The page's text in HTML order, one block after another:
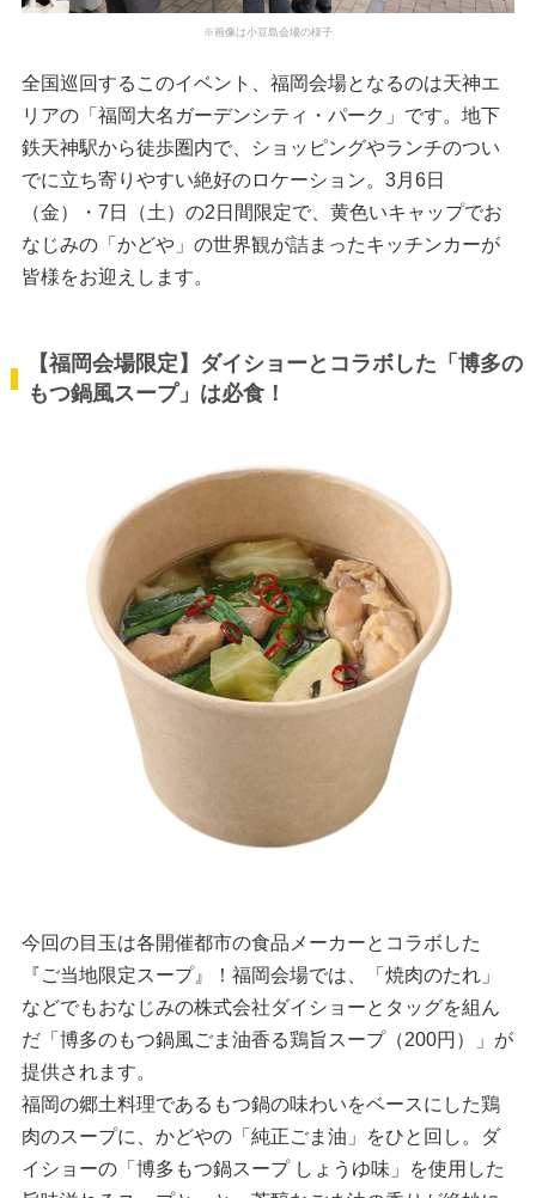
※画像は小豆島会場の様子
全国巡回するこのイベント、福岡会場となるのは天神エ
リアの「福岡大名ガーデンシティ・パーク」です。地下
鉄天神駅から徒歩圏内で、ショッピングやランチのつい
でに立ち寄りやすい絶好のロケーション。3月6日
（金）・7日（土）の2日間限定で、黄色いキャップでお
なじみの「かどや」の世界観が詰まったキッチンカーが
皆様をお迎えします。
【福岡会場限定】ダイショーとコラボした「博多の
もつ鍋風スープ」は必食！
今回の目玉は各開催都市の食品メーカーとコラボした
『ご当地限定スープ』！福岡会場では、「焼肉のたれ」
などでもおなじみの株式会社ダイショーとタッグを組ん
だ「博多のもつ鍋風ごま油香る鶏旨スープ（200円）」が
提供されます。
福岡の郷土料理であるもつ鍋の味わいをベースにした鶏
肉のスープに、かどやの「純正ごま油」をひと回し。ダ
イショーの「博多もつ鍋スープ しょうゆ味」を使用した